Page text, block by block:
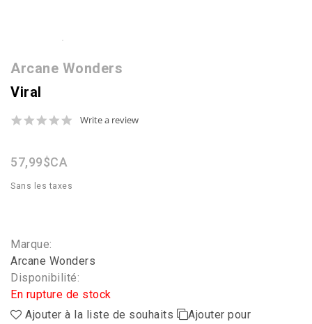
Arcane Wonders
Viral
0.0
Write a review
57,99$CA
Sans les taxes
Marque:
Arcane Wonders
Disponibilité:
En rupture de stock
Ajouter à la liste de souhaits
Ajouter pour